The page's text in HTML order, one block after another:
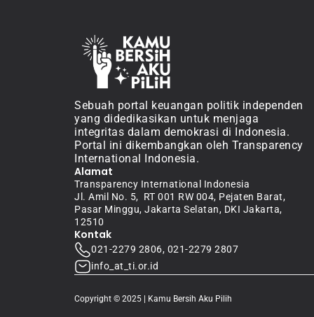
Sebuah portal keuangan politik independen
yang didedikasikan untuk menjaga
integritas dalam demokrasi di Indonesia.
Portal ini dikembangkan oleh Transparency
International Indonesia.
Alamat
Transparency International Indonesia
Jl. Amil No. 5,  RT 001 RW 004, Pejaten Barat,
Pasar Minggu, Jakarta Selatan, DKI Jakarta,
12510
Kontak
021-2279 2806, 021-2279 2807
info_at_ti.or.id
Copyright © 2025 | Kamu Bersih Aku Pilih